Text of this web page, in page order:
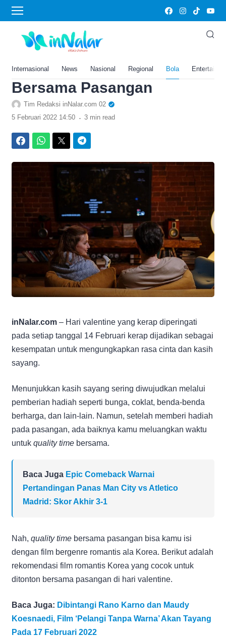
Internasional News Nasional Regional Bola
Home›Bola
Jelang Hari Valentine 2022,
5 Rekomendasi Film
Romantis untuk Ditonton
Bersama Pasangan
Tim Redaksi inNalar.com 02
5 Februari 2022 14:50 . 3 min read
inNalar.com – Hari valentine yang kerap diperingati
pada setiap tanggal 14 Februari kerap dijadikan sebagai
kesempatan untuk mengungkapkan rasa cinta dan kasih
sayang.
Menunjukkan kasih sayang sering diwujudkan melalui
pemberian hadiah seperti bunga, coklat, benda-benda
berharga, dan lain-lain. Namun, setelah memberi hadiah
pada pasangan, ada baiknya kamu meluangkan waktu
untuk quality time bersama.
Baca Juga Epic Comeback Warnai
Pertandingan Panas Man City vs Atletico
Madrid: Skor Akhir 3-1
Nah, quality time bersama pasangan bisa kamu isi
dengan film bergenre romantis ala Korea. Berikut adalah
rekomendasi film romantis Korea yang cocok untuk
ditonton bersama pasangan di hari valentine.
Baca Juga: Dibintangi Rano Karno dan Maudy
Koesnaedi, Film ‘Pelangi Tanpa Warna’ Akan Tayang
Pada 17 Februari 2022